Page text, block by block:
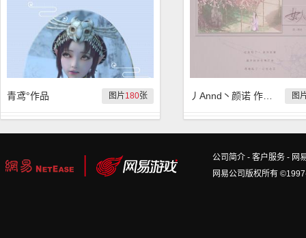
图片180张
青鸢°作品 图
公司简介 - 客户服务 - 网
网易公司版权所有